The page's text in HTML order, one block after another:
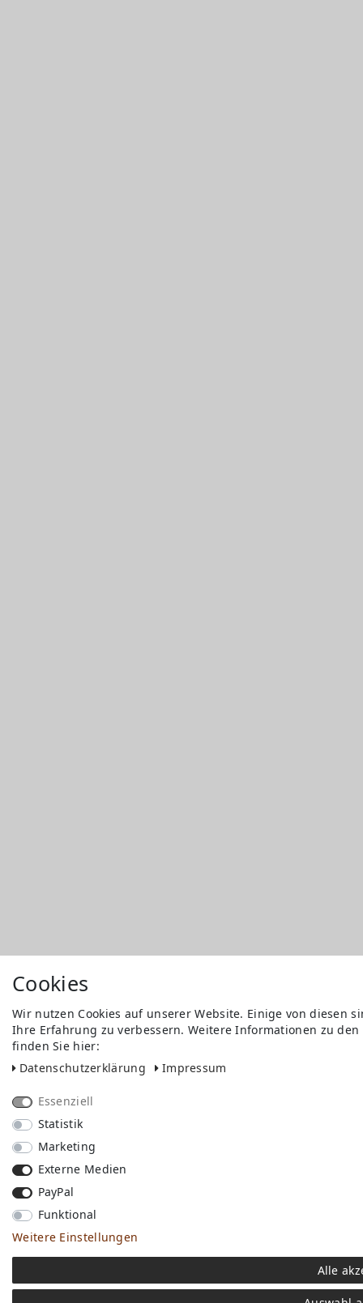
Cookies
Wir nutzen Cookies auf unserer Website. Einige von diesen
Ihre Erfahrung zu verbessern. Weitere Informationen zu
finden Sie hier:
Daten­schutz­erklärung
Impressum
Essenziell
Statistik
Marketing
Externe Medien
PayPal
Funktional
Weitere Einstellungen
Alle